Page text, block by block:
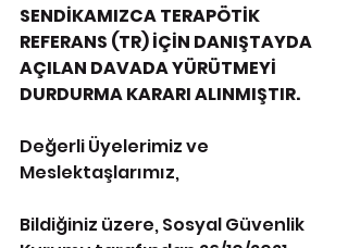
SENDİKAMIZCA TERAPÖTİK
REFERANS (TR) İÇİN DANIŞTAYDA
AÇILAN DAVADA YÜRÜTMEYİ
DURDURMA KARARI ALINMIŞTIR.
Değerli Üyelerimiz ve
Meslektaşlarımız,
Bildiğiniz üzere, Sosyal Güvenlik